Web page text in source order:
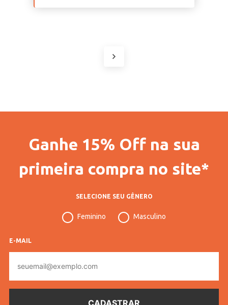
Ganhe 15% Off na sua
primeira compra no site*
SELECIONE SEU GÊNERO
Feminino Masculino
E-MAIL
mail